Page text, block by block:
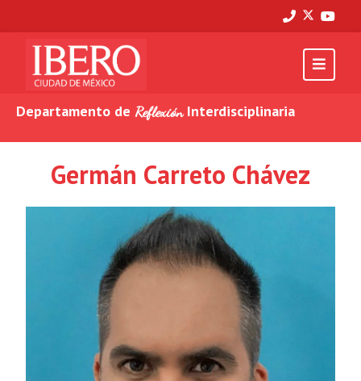
Departamento de ReflexiónInterdisciplinaria
Germán Carreto Chávez